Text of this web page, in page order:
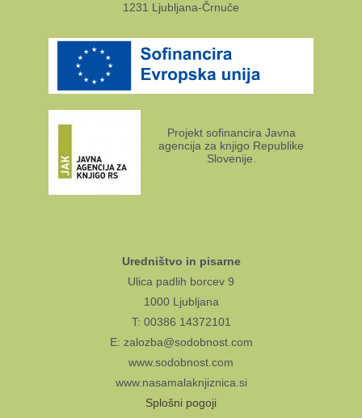
1231 Ljubljana-Črnuče
Projekt sofinancira Javna
agencija za knjigo Republike
Slovenije.
Uredništvo in pisarne
Ulica padlih borcev 9
1000 Ljubljana
T: 00386 14372101
E: zalozba@sodobnost.com
www.sodobnost.com
www.nasamalaknjiznica.si
Splošni pogoji